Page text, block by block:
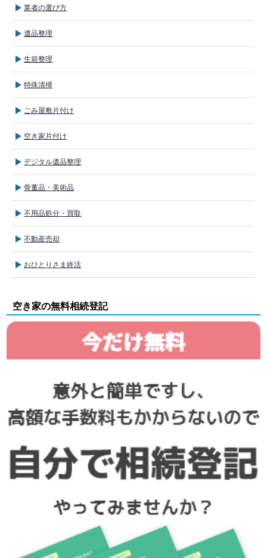
業者の選び方
遺品整理
生前整理
特殊清掃
ごみ屋敷片付け
空き家片付け
デジタル遺品整理
骨董品・美術品
不用品処分・買取
不動産売却
おひとりさま終活
空き家の無料相続登記